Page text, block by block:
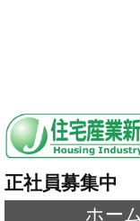
正社員募集中
ホーム